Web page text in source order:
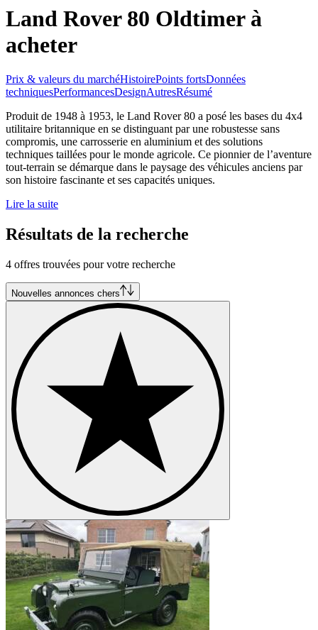
Land Rover 80 Oldtimer à
acheter
Prix & valeurs du marchéHistoirePoints fortsDonnées
techniquesPerformancesDesignAutresRésumé
Produit de 1948 à 1953, le Land Rover 80 a posé les bases du 4x4
utilitaire britannique en se distinguant par une robustesse sans
compromis, une carrosserie en aluminium et des solutions
techniques taillées pour le monde agricole. Ce pionnier de l’aventure
tout-terrain se démarque dans le paysage des véhicules anciens par
son histoire fascinante et ses capacités uniques.
Lire la suite
Résultats de la recherche
4 offres trouvées pour votre recherche
Nouvelles annonces chers